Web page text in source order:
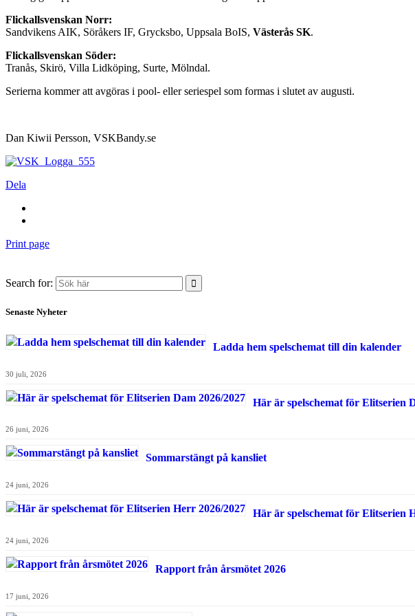
Flickallsvenskan Norr:
Sandvikens AIK, Söråkers IF, Grycksbo, Uppsala BoIS, Västerås SK.
Flickallsvenskan Söder:
Tranås, Skirö, Villa Lidköping, Surte, Mölndal.
Serierna kommer att avgöras i pool- eller seriespel som formas i slutet av augusti.
Dan Kiwii Persson, VSKBandy.se
Dela
Print page
Search for:
Senaste Nyheter
Ladda hem spelschemat till din kalender
30 juli, 2026
Här är spelschemat för Elitserien
26 juni, 2026
Sommarstängt på kansliet
24 juni, 2026
Här är spelschemat för Elitserien
24 juni, 2026
Rapport från årsmötet 2026
17 juni, 2026